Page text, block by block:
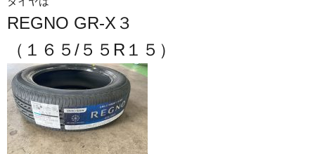
REGNO GR-X３
（１６５/５５R１５）